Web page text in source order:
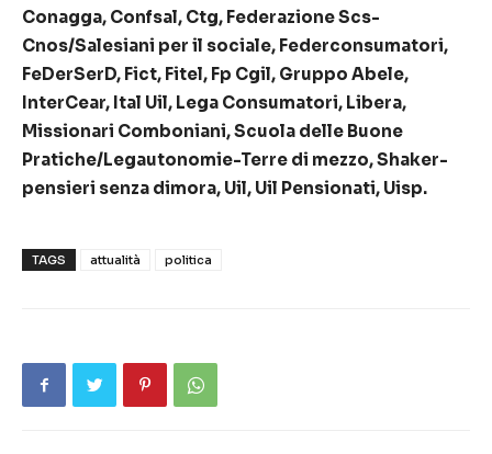
Conagga, Confsal, Ctg, Federazione Scs-
Cnos/Salesiani per il sociale, Federconsumatori,
FeDerSerD, Fict, Fitel, Fp Cgil, Gruppo Abele,
InterCear, Ital Uil, Lega Consumatori, Libera,
Missionari Comboniani, Scuola delle Buone
Pratiche/Legautonomie-Terre di mezzo, Shaker-
pensieri senza dimora, Uil, Uil Pensionati, Uisp.
TAGS attualità politica